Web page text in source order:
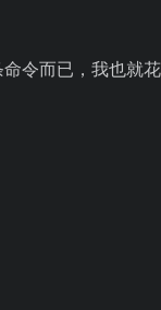
令而已，我也就